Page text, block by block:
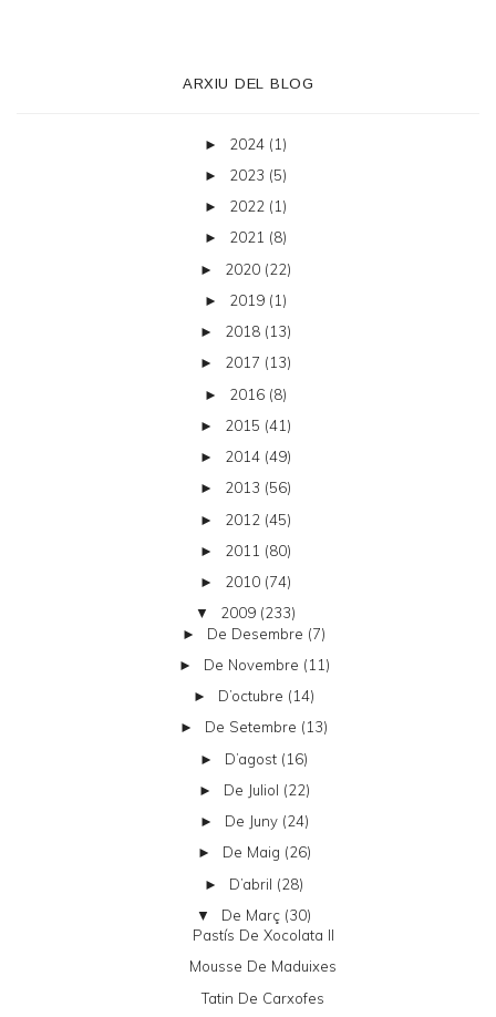
ARXIU DEL BLOG
► 2024 (1)
► 2023 (5)
► 2022 (1)
► 2021 (8)
► 2020 (22)
► 2019 (1)
► 2018 (13)
► 2017 (13)
► 2016 (8)
► 2015 (41)
► 2014 (49)
► 2013 (56)
► 2012 (45)
► 2011 (80)
► 2010 (74)
▼ 2009 (233)
► De Desembre (7)
► De Novembre (11)
► D’octubre (14)
► De Setembre (13)
► D’agost (16)
► De Juliol (22)
► De Juny (24)
► De Maig (26)
► D’abril (28)
▼ De Març (30)
Pastís De Xocolata II
Mousse De Maduixes
Tatin De Carxofes